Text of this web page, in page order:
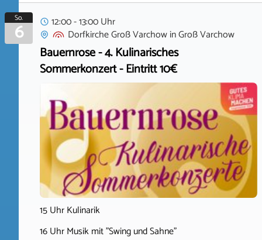
So.
6
12:00 - 13:00 Uhr
Dorfkirche Groß VarchowinGroß Varchow
Bauernrose - 4. Kulinarisches
Sommerkonzert - Eintritt 10€
15 Uhr Kulinarik
16 Uhr Musik mit "Swing und Sahne"